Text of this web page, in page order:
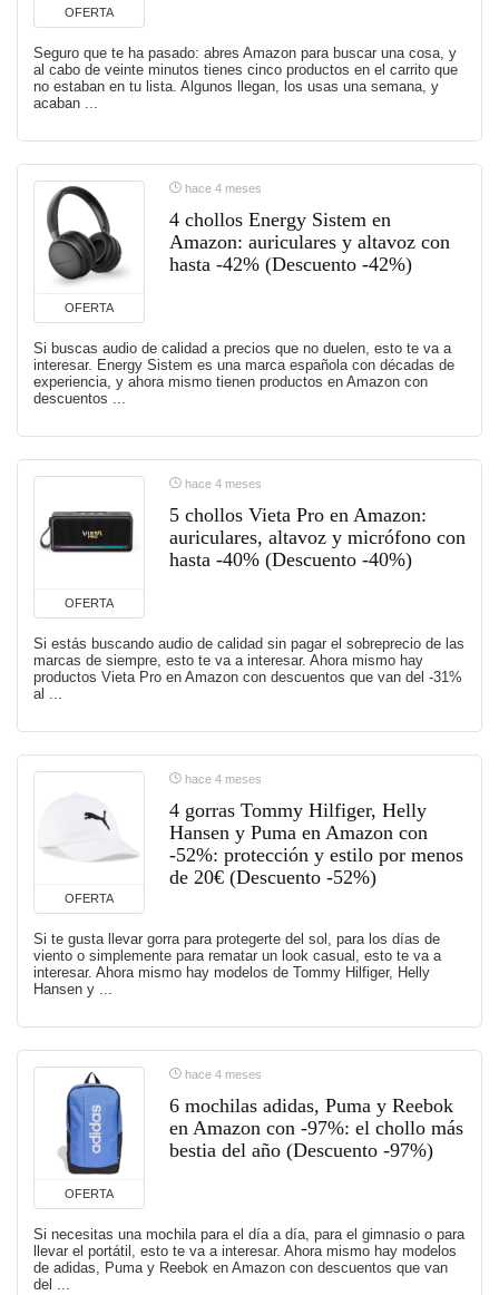
OFERTA
Seguro que te ha pasado: abres Amazon para buscar una cosa, y
al cabo de veinte minutos tienes cinco productos en el carrito que
no estaban en tu lista. Algunos llegan, los usas una semana, y
acaban ...
OFERTA
hace 4 meses
4 chollos Energy Sistem en
Amazon: auriculares y altavoz con
hasta -42% (Descuento -42%)
Si buscas audio de calidad a precios que no duelen, esto te va a
interesar. Energy Sistem es una marca española con décadas de
experiencia, y ahora mismo tienen productos en Amazon con
descuentos ...
OFERTA
hace 4 meses
5 chollos Vieta Pro en Amazon:
auriculares, altavoz y micrófono con
hasta -40% (Descuento -40%)
Si estás buscando audio de calidad sin pagar el sobreprecio de las
marcas de siempre, esto te va a interesar. Ahora mismo hay
productos Vieta Pro en Amazon con descuentos que van del -31%
al ...
OFERTA
hace 4 meses
4 gorras Tommy Hilfiger, Helly
Hansen y Puma en Amazon con
-52%: protección y estilo por menos
de 20€ (Descuento -52%)
Si te gusta llevar gorra para protegerte del sol, para los días de
viento o simplemente para rematar un look casual, esto te va a
interesar. Ahora mismo hay modelos de Tommy Hilfiger, Helly
Hansen y ...
OFERTA
hace 4 meses
6 mochilas adidas, Puma y Reebok
en Amazon con -97%: el chollo más
bestia del año (Descuento -97%)
Si necesitas una mochila para el día a día, para el gimnasio o para
llevar el portátil, esto te va a interesar. Ahora mismo hay modelos
de adidas, Puma y Reebok en Amazon con descuentos que van
del ...